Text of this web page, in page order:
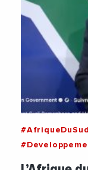
#AfriqueDuSud